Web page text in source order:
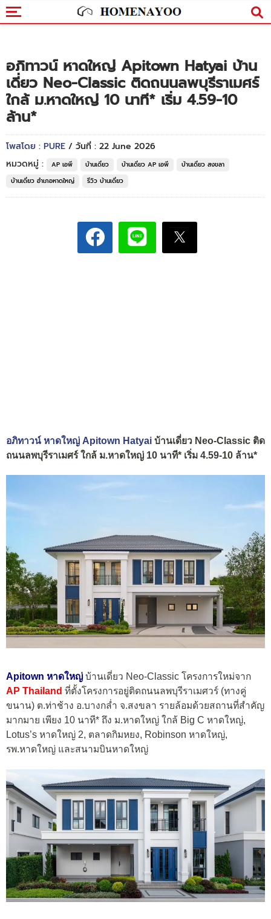
อภิทาวน์ หาดใหญ่ Apitown Hatyai บ้าน
เดี่ยว Neo-Classic ติดถนนลพบุรีราเมศร์
ใกล้ ม.หาดใหญ่ 10 นาที* เริ่ม 4.59-10
ล้าน*
โพสโดย : PURE / วันที่ : 22 June 2026
หมวดหมู่ :
AP เอพี บ้านเดี่ยว บ้านเดี่ยว AP เอพี
บ้านเดี่ยว สงขลา
บ้านเดี่ยว อำเภอหาดใหญ่
รีวิว บ้านเดี่ยว
อภิทาวน์ หาดใหญ่ Apitown Hatyai บ้านเดี่ยว Neo-Classic ติด
ถนนลพบุรีราเมศร์ ใกล้ ม.หาดใหญ่ 10 นาที* เริ่ม 4.59-10 ล้าน*
Apitown หาดใหญ่ บ้านเดี่ยว Neo-Classic โครงการใหม่จาก
AP Thailand ที่ตั้งโครงการอยู่ติดถนนลพบุรีราเมศวร์ (ทางคู่
ขนาน) ต.ท่าช้าง อ.บางกล่ำ จ.สงขลา รายล้อมด้วยสถานที่สำคัญ
มากมาย เพียง 10 นาที* ถึง ม.หาดใหญ่ ใกล้ Big C หาดใหญ่,
Lotus’s หาดใหญ่ 2, ตลาดกิมหยง, Robinson หาดใหญ่,
รพ.หาดใหญ่ และสนามบินหาดใหญ่